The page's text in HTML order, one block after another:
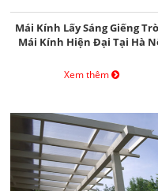
Mái Kính Lấy Sáng Giếng
Mái Kính Hiện Đại Tại Hà
Xem thêm